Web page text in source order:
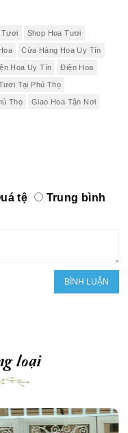
Tươi Shop Hoa Tươi
Cửa Hàng Hoa Uy Tín
Hoa Uy Tín Điện Hoa
Tại Phú Thọ
Thọ Giao Hoa Tận Nơi
tệ
Trung bình
loại